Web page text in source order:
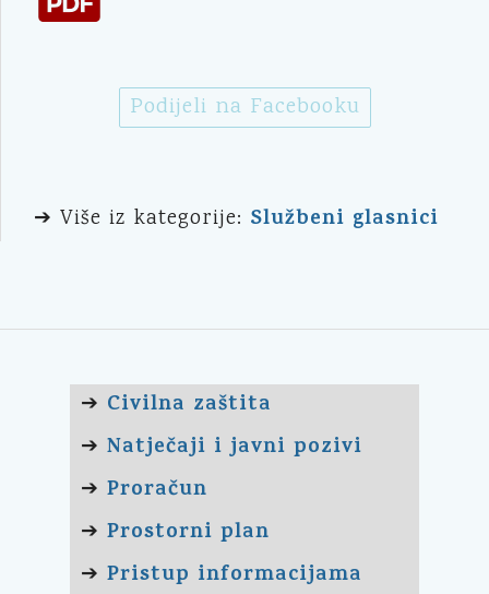
Podijeli na Facebooku
➔ Više iz kategorije: Službeni glasnici
➔ Civilna zaštita
➔ Natječaji i javni pozivi
➔ Proračun
➔ Prostorni plan
➔ Pristup informacijama